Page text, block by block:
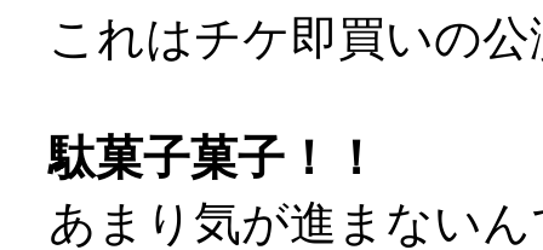
これはチケ即買いの
駄菓子菓子！！
あまり気が進まない